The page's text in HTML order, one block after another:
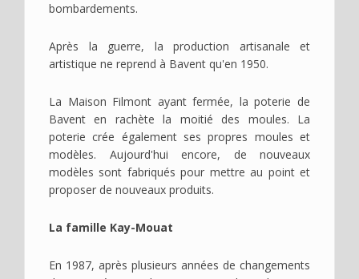
bombardements.
Après la guerre, la production artisanale et
artistique ne reprend à Bavent qu'en 1950.
La Maison Filmont ayant fermée, la poterie de
Bavent en rachète la moitié des moules. La
poterie crée également ses propres moules et
modèles. Aujourd'hui encore, de nouveaux
modèles sont fabriqués pour mettre au point et
proposer de nouveaux produits.
La famille Kay-Mouat
En 1987, après plusieurs années de changements